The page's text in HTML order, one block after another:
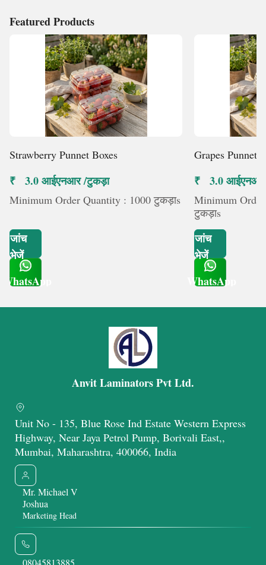
Featured Products
Strawberry Punnet Boxes
₹ 3.0 आईएनआर /टुकड़ा
Minimum Order Quantity : 1000 टुकड़ाs
जांच
भेजें
WhatsApp
Grapes Punnet
₹ 3.0 आईएनआर
Minimum
टुकड़ाs
जांच
भेजें
WhatsApp
Anvit Laminators Pvt Ltd.
Unit No - 135, Blue Rose Ind Estate Western Express
Highway, Near Jaya Petrol Pump, Borivali East,,
Mumbai, Maharashtra, 400066, India
Mr. Michael V
Joshua
Marketing Head
08045813885